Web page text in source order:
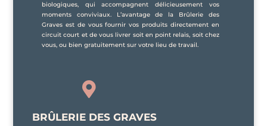
biologiques, qui accompagnent délicieusement vos
moments conviviaux. L’avantage de la Brûlerie des
Graves est de vous fournir vos produits directement en
circuit court et de vous livrer soit en point relais, soit chez
vous, ou bien gratuitement sur votre lieu de travail.

BRÛLERIE DES GRAVES